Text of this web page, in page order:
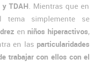
TDAH . Mientras que en
tema simplemente se
en niños hiperactivos,
en las particularidades
trabajar con ellos con el